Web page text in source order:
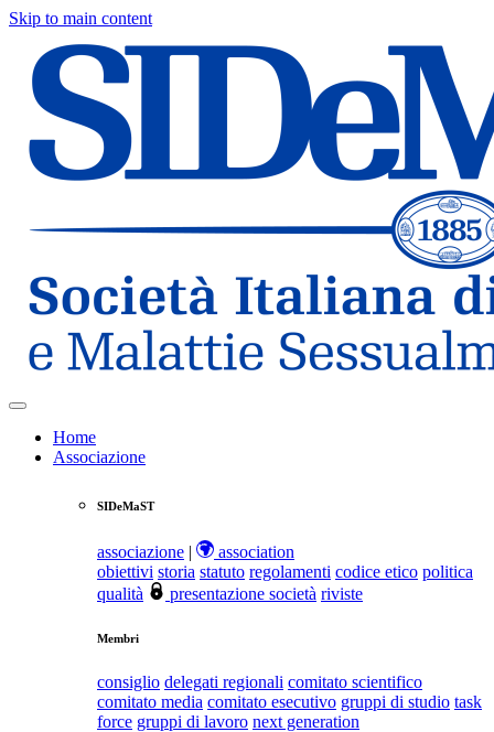
Skip to main content
Home
Associazione
SIDeMaST
associazione |
association
obiettivi storia statuto regolamenti codice etico politica
qualità
presentazione società riviste
Membri
consiglio delegati regionali comitato scientifico
comitato media comitato esecutivo gruppi di studio task
force gruppi di lavoro next generation